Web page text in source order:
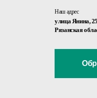
Наш адрес
улица Янина,
Рязанская